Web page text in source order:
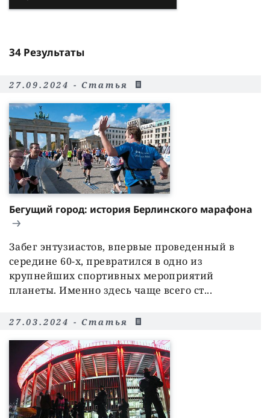
34 Результаты
27.09.2024 - Статья
Бегущий город: история Берлинского марафона
Забег энтузиастов, впервые проведенный в
середине 60-х, превратился в одно из
крупнейших спортивных мероприятий
планеты. Именно здесь чаще всего ст...
27.03.2024 - Статья